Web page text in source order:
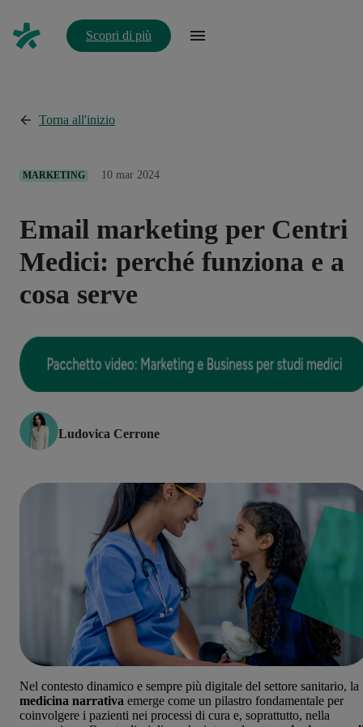
Scopri di più
Torna all'inizio
MARKETING 10 mar 2024
Email marketing per Centri
Medici: perché funziona e a
cosa serve
Ludovica Cerrone
Nel contesto dinamico e sempre più digitale del settore sanitario, la
medicina narrativa emerge come un pilastro fondamentale per
coinvolgere i pazienti nei processi di cura e, soprattutto, nella